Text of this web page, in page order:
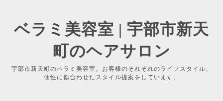
ベラミ美容室 | 宇部市新天
町のヘアサロン
宇部市新天町のベラミ美容室。お客様のそれぞれのライフスタイル、
個性に似合わせたスタイル提案をしています。